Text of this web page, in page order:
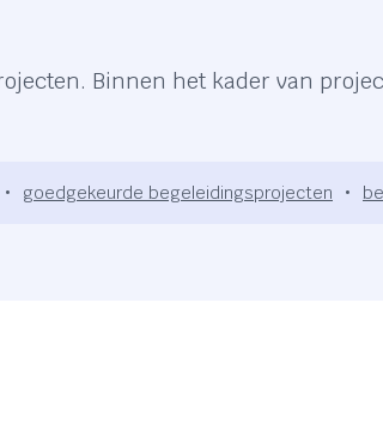
Binnen het kader van
goedgekeurde begeleidingsprojecten